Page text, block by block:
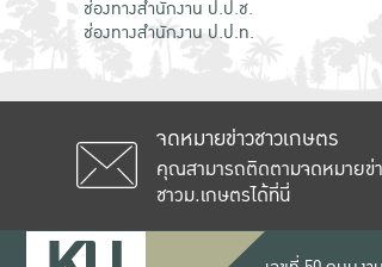
ช่องทางสำนักงาน ป.ป.ช.
ช่องทางสำนักงาน ป.ป.ท.
จดหมายข่าวชาวเกษตร
คุณสามารถติดตามจดหมายข่
ชาวม.เกษตรได้ที่นี่